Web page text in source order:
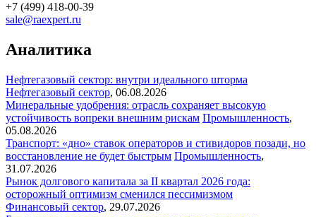
+7 (499) 418-00-39
sale@raexpert.ru
Аналитика
Нефтегазовый сектор: внутри идеального шторма
Нефтегазовый сектор, 06.08.2026
Минеральные удобрения: отрасль сохраняет высокую
устойчивость вопреки внешним рискам Промышленность,
05.08.2026
Транспорт: «дно» ставок операторов и стивидоров позади, но
восстановление не будет быстрым Промышленность,
31.07.2026
Рынок долгового капитала за II квартал 2026 года:
осторожный оптимизм сменился пессимизмом
Финансовый сектор, 29.07.2026